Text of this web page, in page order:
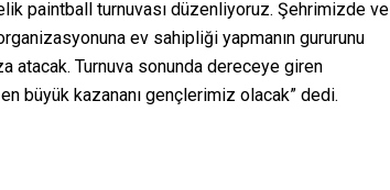
paintball turnuvası düzenliyoruz. Şehrimizde ve
ev sahipliği yapmanın gururunu
atacak. Turnuva sonunda dereceye giren
büyük kazananı gençlerimiz olacak” dedi.